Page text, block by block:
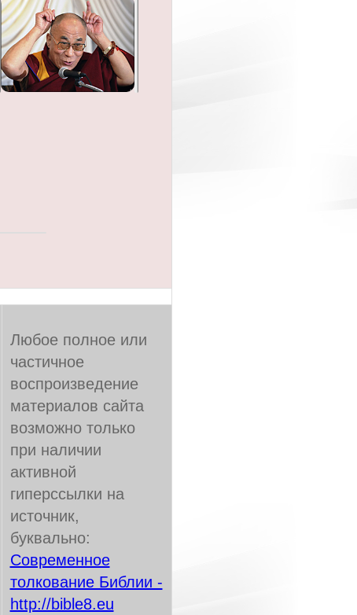
Любое полное или
частичное
воспроизведение
материалов сайта
возможно только
при наличии
активной
гиперссылки на
источник,
буквально:
Современное
толкование Библии -
http://bible8.eu